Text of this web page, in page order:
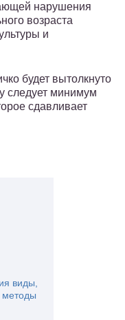
нарушения
возраста
и
будет вытолкнуто
следует минимум
сдавливает
виды,
методы